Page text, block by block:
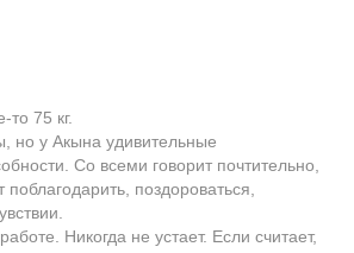
то 75 кг.
но у Акына удивительные
Со всеми говорит почтительно,
поблагодарить, поздороваться,
Никогда не устает. Если считает,